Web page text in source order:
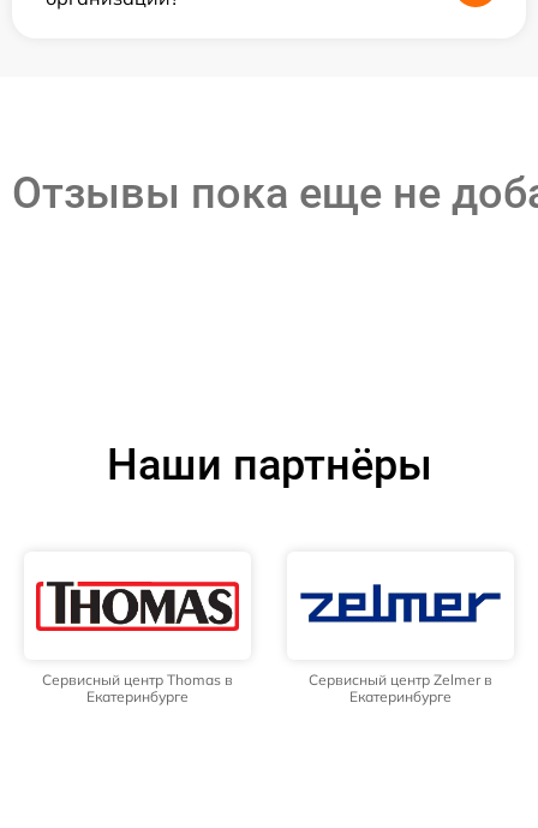
Отзывы пока еще не
Наши партнёры
Сервисный центр Thomas в
Екатеринбурге
Сервисный центр Zelmer в
Екатеринбурге